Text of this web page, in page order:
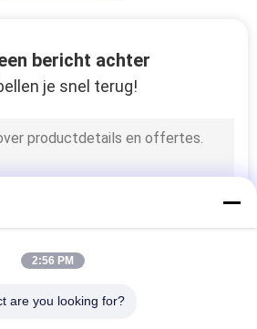
bericht achter
je snel terug!
2:56 PM
are you looking for?